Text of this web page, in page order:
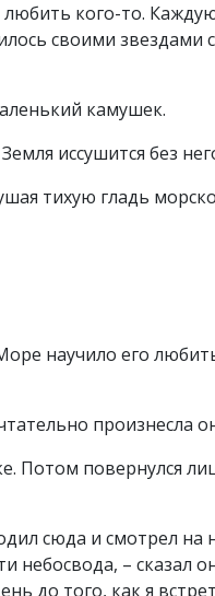
кого-то.
своими звездами
камушек.
иссушится без
тихую гладь
научило его
произнесла
Потом повернулся
сюда и смотрел на
небосвода, – сказал
до того, как я